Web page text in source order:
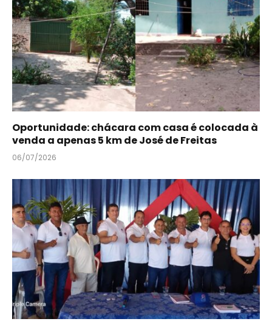
Oportunidade: chácara com casa é colocada à
venda a apenas 5 km de José de Freitas
06/07/2026